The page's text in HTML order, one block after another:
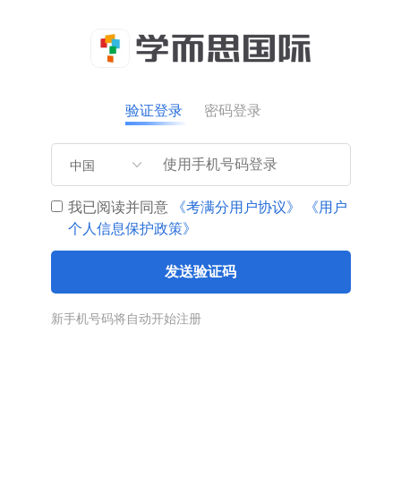
验证登录 密码登录
中国
我已阅读并同意 《考满分用户协议》
《用户
个人信息保护政策》
发送验证码
新手机号码将自动开始注册